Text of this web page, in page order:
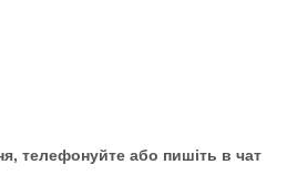
телефонуйте або пишіть в чат